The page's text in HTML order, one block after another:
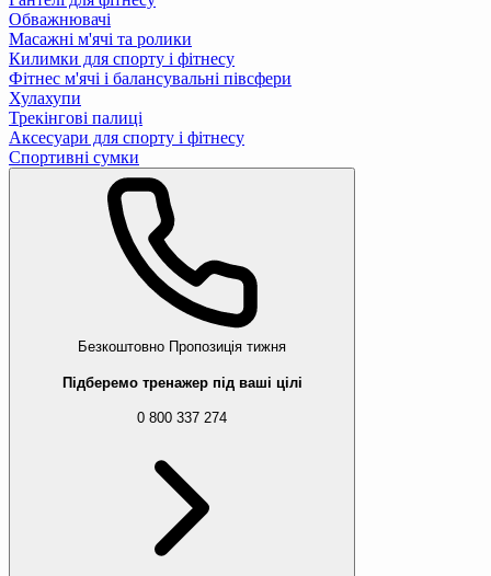
Обважнювачі
Масажні м'ячі та ролики
Килимки для спорту і фітнесу
Фітнес м'ячі і балансувальні півсфери
Хулахупи
Трекінгові палиці
Аксесуари для спорту і фітнесу
Спортивні сумки
Безкоштовно Пропозиція тижня
Підберемо тренажер під ваші цілі
0 800 337 274